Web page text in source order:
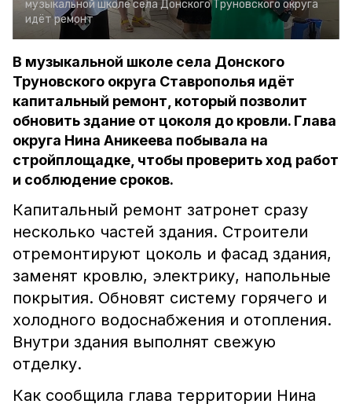
музыкальной школе села Донского Труновского округа
идёт ремонт
В музыкальной школе села Донского
Труновского округа Ставрополья идёт
капитальный ремонт, который позволит
обновить здание от цоколя до кровли. Глава
округа Нина Аникеева побывала на
стройплощадке, чтобы проверить ход работ
и соблюдение сроков.
Капитальный ремонт затронет сразу
несколько частей здания. Строители
отремонтируют цоколь и фасад здания,
заменят кровлю, электрику, напольные
покрытия. Обновят систему горячего и
холодного водоснабжения и отопления.
Внутри здания выполнят свежую
отделку.
Как сообщила глава территории Нина